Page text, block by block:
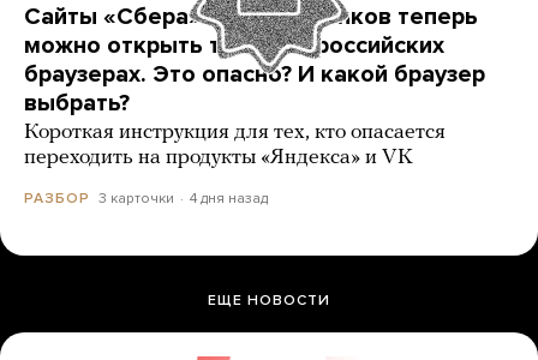
Сайты «Сбера» и других банков теперь
можно открыть только в российских
браузерах. Это опасно? И какой браузер
выбрать?
Короткая инструкция для тех, кто опасается
переходить на продукты «Яндекса» и VK
РАЗБОР 3 карточки 4 дня назад
ЕЩЕ НОВОСТИ